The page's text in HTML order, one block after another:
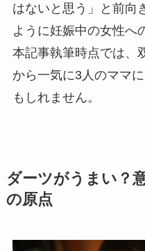
はないと思う」と前向
ように妊娠中の女性へ
本記事執筆時点では、
から一気に3人のママ
もしれません。
ダーツがうまい？
の原点